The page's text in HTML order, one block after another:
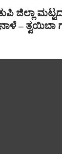
ಜಿಲ್ಲಾ
– ತ್ವಯಿಬಾ